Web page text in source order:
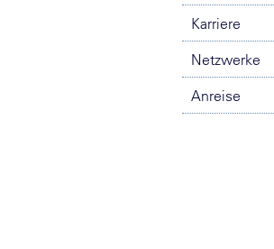
Karriere
Netzwerke
Anreise